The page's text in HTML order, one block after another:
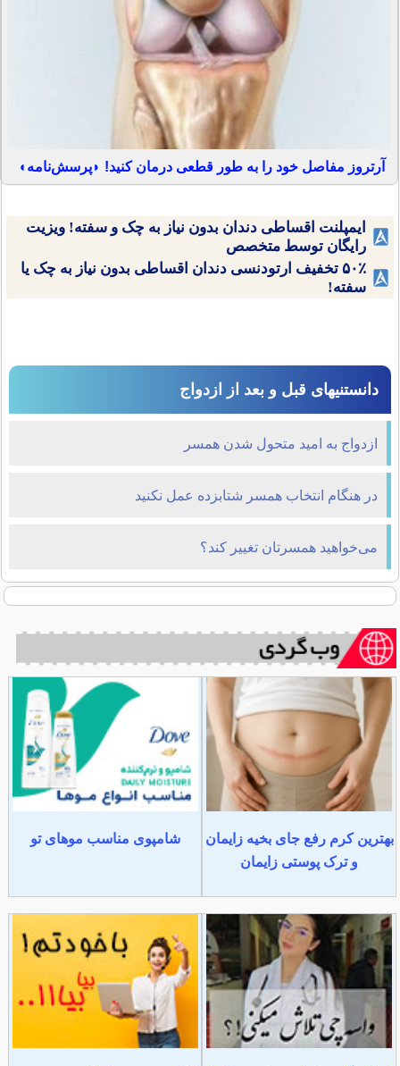
آرتروز مفاصل خود را به طور قطعی درمان کنید! ◗پرسش‌نامه◖
ایمپلنت اقساطی دندان بدون نیاز به چک و سفته! ویزیت
رایگان توسط متخصص
۵۰٪ تخفیف ارتودنسی دندان اقساطی بدون نیاز به چک یا
سفته!
دانستنیهای قبل و بعد از ازدواج
ازدواج به امید متحول شدن همسر
در هنگام انتخاب همسر شتابزده عمل نکنید
می‌خواهید همسرتان تغییر کند؟
بهترین کرم رفع جای بخیه زایمان
و ترک پوستی زایمان
شامپوی مناسب موهای تو